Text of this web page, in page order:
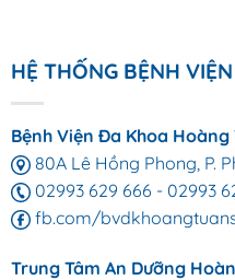
HỆ THỐNG BỆNH VIỆN
Bệnh Viện Đa Khoa Hoàng
80A Lê Hồng Phong, P.
02993 629 666 - 02993
fb.com/
Trung Tâm An Dưỡng